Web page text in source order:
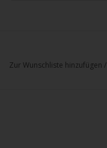
Zur Wunschliste hinzufügen /